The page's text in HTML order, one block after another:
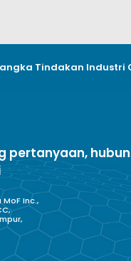
Tindakan Industri
pertanyaan,
MoF Inc.,